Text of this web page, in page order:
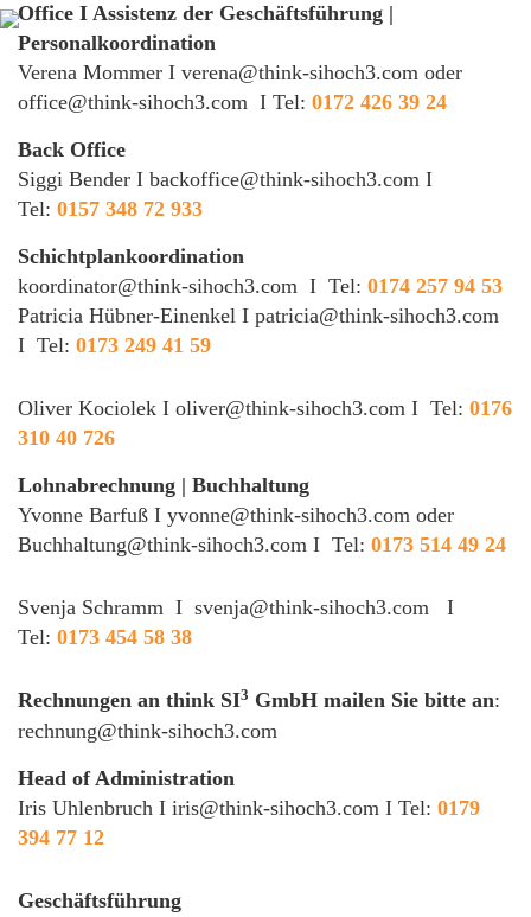
Office I Assistenz der Geschäftsführung |
Personalkoordination
Verena Mommer I verena@think-sihoch3.com oder
office@think-sihoch3.com I Tel: 0172 426 39 24
Back Office
Siggi Bender I backoffice@think-sihoch3.com I
Tel: 0157 348 72 933
Schichtplankoordination
koordinator@think-sihoch3.com I Tel: 0174 257 94 53
Patricia Hübner-Einenkel I patricia@think-sihoch3.com
I Tel: 0173 249 41 59
Oliver Kociolek I oliver@think-sihoch3.com I Tel: 0176
310 40 726
Lohnabrechnung | Buchhaltung
Yvonne Barfuß I yvonne@think-sihoch3.com oder
Buchhaltung@think-sihoch3.com I Tel: 0173 514 49 24
Svenja Schramm I svenja@think-sihoch3.com I
Tel: 0173 454 58 38
Rechnungen an think SI3 GmbH mailen Sie bitte an:
rechnung@think-sihoch3.com
Head of Administration
Iris Uhlenbruch I iris@think-sihoch3.com I Tel: 0179
394 77 12
Geschäftsführung